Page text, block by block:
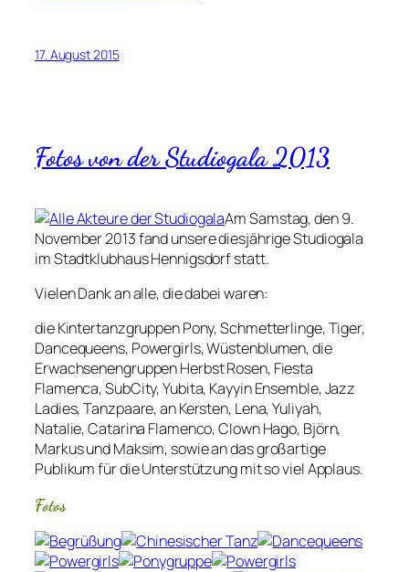
17. August 2015
Fotos von der Studiogala 2013
Am Samstag, den 9.
November 2013 fand unsere diesjährige Studiogala
im Stadtklubhaus Hennigsdorf statt.
Vielen Dank an alle, die dabei waren:
die Kintertanzgruppen Pony, Schmetterlinge, Tiger,
Dancequeens, Powergirls, Wüstenblumen, die
Erwachsenengruppen Herbst Rosen, Fiesta
Flamenca, SubCity, Yubita, Kayyin Ensemble, Jazz
Ladies, Tanzpaare, an Kersten, Lena, Yuliyah,
Natalie, Catarina Flamenco, Clown Hago, Björn,
Markus und Maksim, sowie an das großartige
Publikum für die Unterstützung mit so viel Applaus.
Fotos